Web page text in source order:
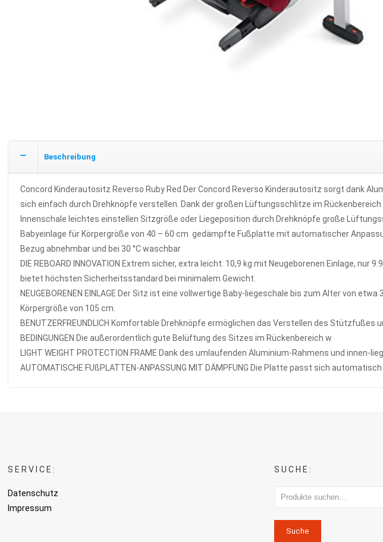
Beschreibung
Concord Kinderautositz Reverso Ruby Red Der Concord Reverso Kinderautositz sorgt dank
sich einfach durch Drehknöpfe verstellen. Dank der großen Lüftungsschlitze im
Innenschale leichtes einstellen Sitzgröße oder Liegeposition durch Drehknöpfe große
Babyeinlage für Körpergröße von 40 – 60 cm gedämpfte Fußplatte mit automatischer
Bezug abnehmbar und bei 30 °C waschbar
DIE REBOARD INNOVATION Extrem sicher, extra leicht: 10,9 kg mit Neugeborenen Einlage,
bietet höchsten Sicherheitsstandard bei minimalem Gewicht.
NEUGEBORENEN EINLAGE Der Sitz ist eine vollwertige Baby-liegeschale bis zum Alter von
Körpergröße von 105 cm.
BENUTZERFREUNDLICH Komfortable Drehknöpfe ermöglichen das Verstellen des
BEDINGUNGEN Die außerordentlich gute Belüftung des Sitzes im Rückenbereich w
LIGHT WEIGHT PROTECTION FRAME Dank des umlaufenden Aluminium-Rahmens und
AUTOMATISCHE FUßPLATTEN-ANPASSUNG MIT DÄMPFUNG Die Platte passt sich
SERVICE:
Datenschutz
Impressum
SUCHE:
Suche